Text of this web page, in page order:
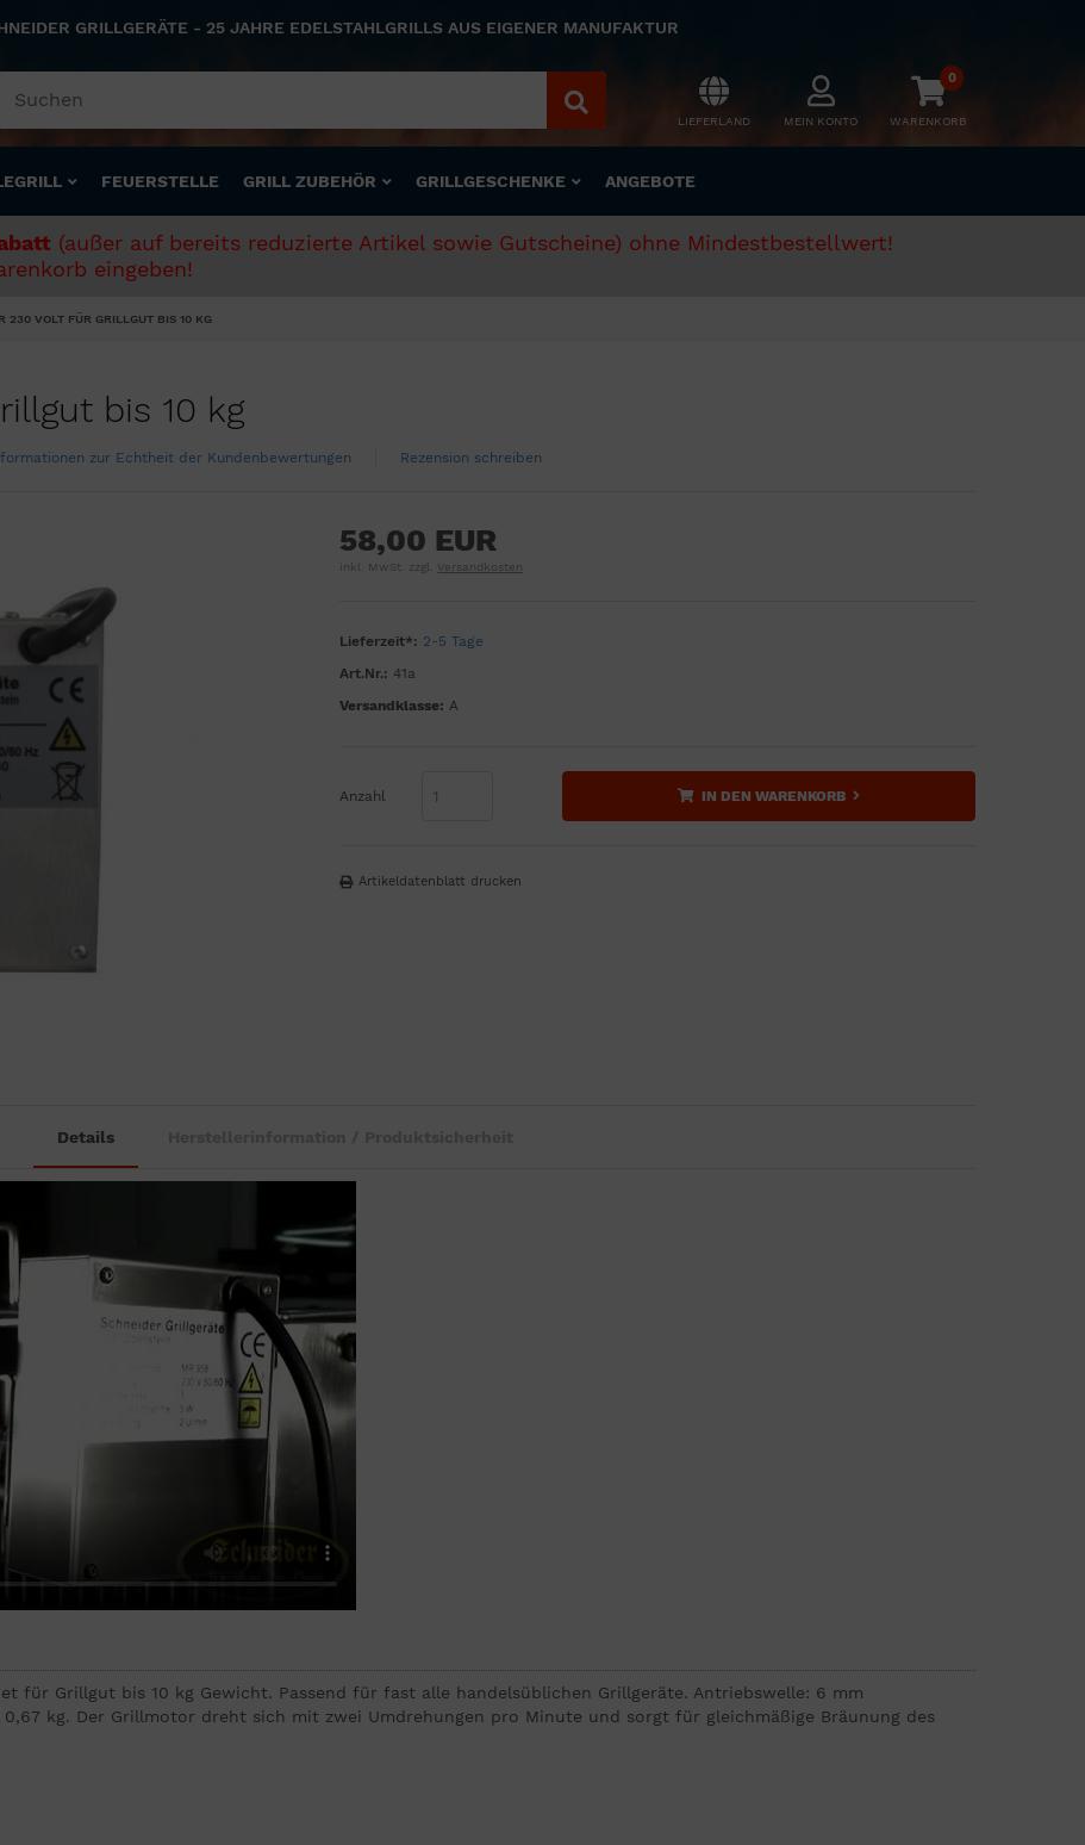
GRILLGERÄTE - 25 JAHRE EDELSTAHLGRILLS AUS EIGENER MANUFAKTUR
LIEFERLAND MEIN KONTO
0
WARENKORB
FEUERSTELLE GRILL ZUBEHÖR GRILLGESCHENKE ANGEBOTE
(außer auf bereits reduzierte Artikel sowie Gutscheine) ohne Mindestbestellwert!
eingeben!
230 VOLT FÜR GRILLGUT BIS 10 KG
bis 10 kg
zur Echtheit der Kundenbewertungen Rezension schreiben
58,00 EUR
inkl. MwSt. zzgl. Versandkosten
Lieferzeit*: 2-5 Tage
Art.Nr.: 41a
Versandklasse: A
Anzahl IN DEN WARENKORB
Artikeldatenblatt drucken
Details
für Grillgut bis 10 kg Gewicht. Passend für fast alle handelsüblichen Grillgeräte. Antriebswelle: 6 mm
kg. Der Grillmotor dreht sich mit zwei Umdrehungen pro Minute und sorgt für gleichmäßige Bräunung des